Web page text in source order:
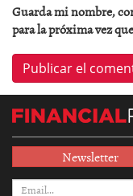
Guarda mi nombre,
para la próxima vez
Newsletter